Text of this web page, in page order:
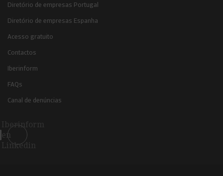
Diretório de empresas Portugal
Diretório de empresas Espanha
Acesso gratuito
Contactos
Iberinform
FAQs
Canal de denúncias
Iberinform
en
Linkedin